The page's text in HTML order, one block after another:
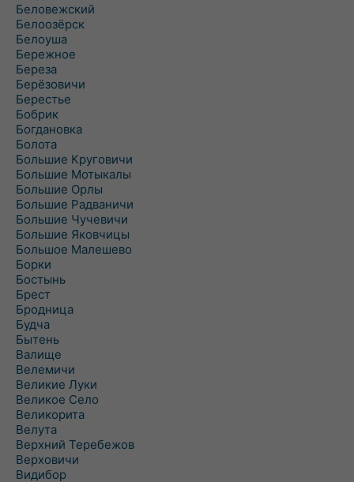
Беловежский
Белоозёрск
Белоуша
Бережное
Береза
Берёзовичи
Берестье
Бобрик
Богдановка
Болота
Большие Круговичи
Большие Мотыкалы
Большие Орлы
Большие Радваничи
Большие Чучевичи
Большие Яковчицы
Большое Малешево
Борки
Бостынь
Брест
Бродница
Будча
Бытень
Валище
Велемичи
Великие Луки
Великое Село
Великорита
Велута
Верхний Теребежов
Верховичи
Видибор